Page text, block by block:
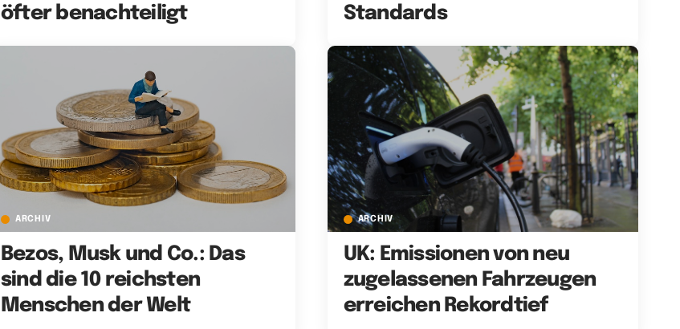
öfter benachteiligt
Standards
ARCHIV
Bezos, Musk und Co.: Das
sind die 10 reichsten
Menschen der Welt
ARCHIV
UK: Emissionen von neu
zugelassenen Fahrzeugen
erreichen Rekordtief